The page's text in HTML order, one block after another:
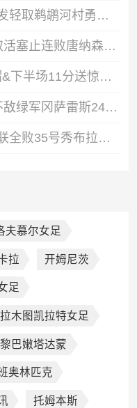
🏀夏联-步行者第三节爆发轻取鹈鹕河村勇辉5+5+12斯劳森22分
🏀夏联-热火5人上双轻取活塞止连败唐纳森20+8+10奥科里27分
🏀夏联-杨瀚森13+5+4帽&下半场11分送惊艳妙传开拓者力克掘金
🏀夏联-国王首节仅4分不敌绿军冈萨雷斯24+10+5塞纳克10+12
🏀夏联-雷霆不敌掘金夏联全败35号秀布拉齐尔32+6马拉14+7+6
夫慕尔女足
拉 开姆尼茨
足
木图凯拉特女足
黎巴嫩塔达蒙
奥林匹克
托姆本斯